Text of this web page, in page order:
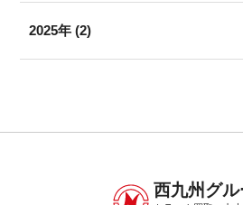
2025年(2)
西九州グル